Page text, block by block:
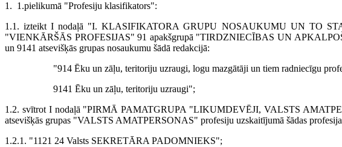
1. 1.pielikumā "Profesiju klasifikators":
1.1. izteikt I nodaļā "I. KLASIFIKATORA GRUPU NOSAUKUMU UN TO
"VIENKĀRŠĀS PROFESIJAS" 91 apakšgrupā "TIRDZNIECĪBAS UN
un 9141 atsevišķās grupas nosaukumu šādā redakcijā:
"914 Ēku un zāļu, teritoriju uzraugi, logu mazgātāji un tiem radniecīgu
9141 Ēku un zāļu, teritoriju uzraugi";
1.2. svītrot I nodaļā "PIRMĀ PAMATGRUPA "LIKUMDEVĒJI, VALSTS
atsevišķās grupas "VALSTS AMATPERSONAS" profesiju uzskaitījumā šādas
1.2.1. "1121 24 Valsts SEKRETĀRA PADOMNIEKS";